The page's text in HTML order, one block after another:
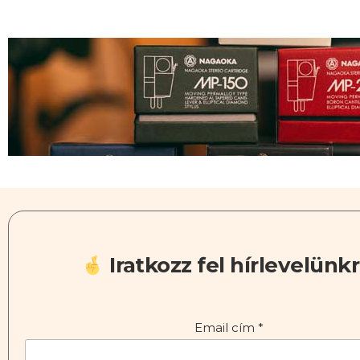
Iratkozz fel
Email cím *